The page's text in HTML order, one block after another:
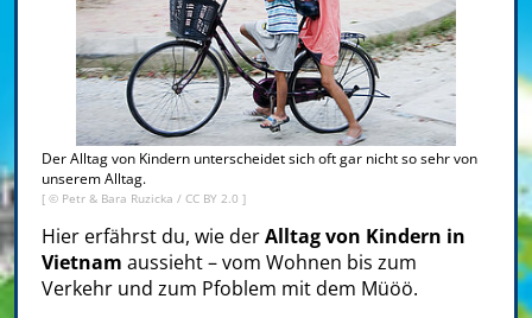
Der Alltag von Kindern unterscheidet sich oft gar nicht so sehr von
unserem Alltag.
[ © Petr & Bara Ruzicka / CC BY 2.0 ]
Hier erfährst du, wie derAlltag von Kindern in
Vietnam aussieht – vom Wohnen bis zum
Verkehr und zum Pfoblem mit dem Müöö.